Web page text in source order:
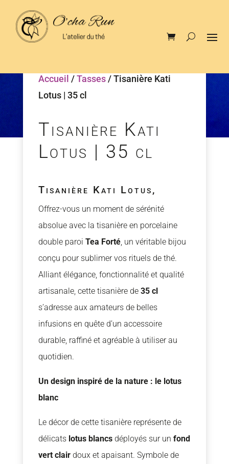
Accueil /Tasses/ Tisanière Kati
Lotus | 35 cl
Tisanière Kati
Lotus | 35 cl
Tisanière Kati Lotus,
Offrez-vous un moment de sérénité
absolue avec la tisanière en porcelaine
double paroi Tea Forté, un véritable bijou
conçu pour sublimer vos rituels de thé.
Alliant élégance, fonctionnalité et qualité
artisanale, cette tisanière de 35 cl
s’adresse aux amateurs de belles
infusions en quête d’un accessoire
durable, raffiné et agréable à utiliser au
quotidien.
Un design inspiré de la nature : le lotus
blanc
Le décor de cette tisanière représente de
délicats lotus blancsdéployés sur un fond
vert clairdoux et apaisant. Symbole de